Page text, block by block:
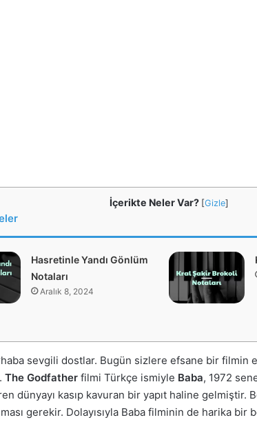
İçerikte Neler Var? [Gizle]
Hasretinle Yandı Gönlüm
Notaları
Aralık 8, 2024
sevgili dostlar. Bugün sizlere efsane bir filmin
The Godfatherfilmi Türkçe ismiyle Baba, 1972
dünyayı kasıp kavuran bir yapıt haline gelmiştir.
gerekir. Dolayısıyla Baba filminin de harika bir